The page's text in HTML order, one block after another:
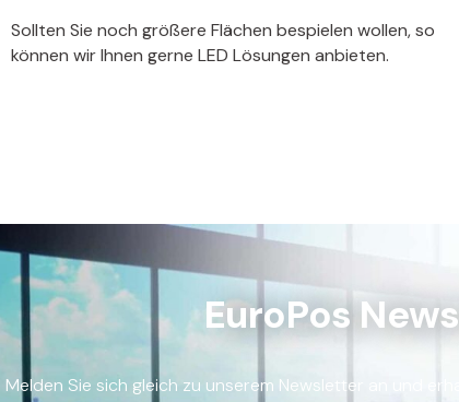
Sollten Sie noch größere Flächen bespielen wollen, so
können wir Ihnen gerne LED Lösungen anbieten.
EuroPos
Melden Sie sich gleich zu unserem Newsletter an und